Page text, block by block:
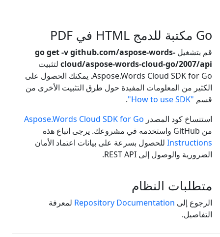
Go مكتبة للدمج HTML في PDF
قم بتشغيل go get -v github.com/aspose-words-
cloud/aspose-words-cloud-go/2007/api لتثبيت
Aspose.Words Cloud SDK for Go. يمكنك الحصول على
الكثير من المعلومات المفيدة حول طرق التثبيت الأخرى من
قسم "How to use SDK"
.
استنساخ كود المصدر Aspose.Words Cloud SDK for Go
من GitHub واستخدمه في مشروعك. يرجى اتباع هذه
Instructions للحصول بسرعة على بيانات اعتماد الأمان
الضرورية والوصول إلى REST API.
متطلبات النظام
الرجوع إلى Repository Documentation لمعرفة
التفاصيل.